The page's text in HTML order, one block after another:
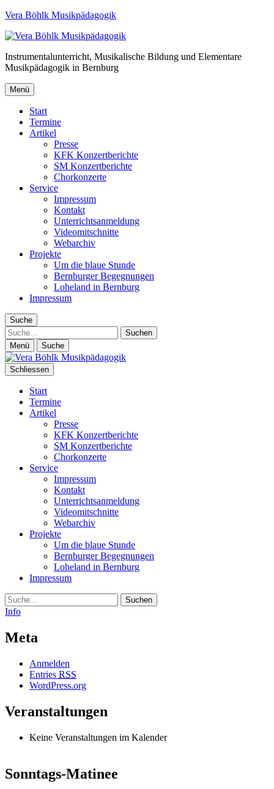
Vera Böhlk Musikpädagogik
Instrumentalunterricht, Musikalische Bildung und Elementare
Musikpädagogik in Bernburg
Menü
Start
Termine
Artikel
Presse
KFK Konzertberichte
SM Konzertberichte
Chorkonzerte
Service
Impressum
Kontakt
Unterrichtsanmeldung
Videomitschnitte
Webarchiv
Projekte
Um die blaue Stunde
Bernburger Begegnungen
Loheland in Bernburg
Impressum
Suche
Suche
Menü Suche
Schliessen
Start
Termine
Artikel
Presse
KFK Konzertberichte
SM Konzertberichte
Chorkonzerte
Service
Impressum
Kontakt
Unterrichtsanmeldung
Videomitschnitte
Webarchiv
Projekte
Um die blaue Stunde
Bernburger Begegnungen
Loheland in Bernburg
Impressum
Suche
Info
Meta
Anmelden
Entries RSS
WordPress.org
Veranstaltungen
Keine Veranstaltungen im Kalender
Sonntags-Matinee